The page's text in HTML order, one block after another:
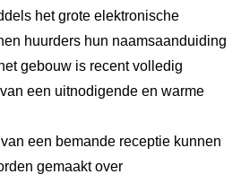
het grote elektronische
huurders hun naamsaanduiding
gebouw is recent volledig
een uitnodigende en warme
een bemande receptie kunnen
gemaakt over